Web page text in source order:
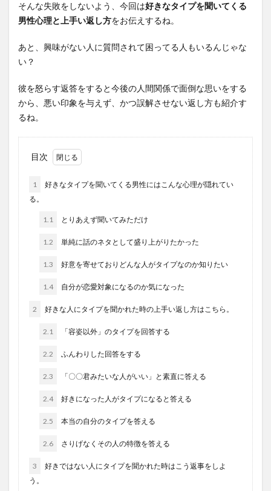
そんな失敗をしないよう、今回は好きなタイプを聞いてくる
男性心理と上手い返し方をお伝えするね。
あと、興味がない人に質問されて困ってる人もいるんじゃな
い？
彼を怒らす返答をすると今後の人間関係で面倒な思いをする
から、悪い印象を与えず、かつ誤解させない返し方も紹介す
るね。
目次
1
好きなタイプを聞いてくる男性にはこんな心理が隠れてい
る。
1.1 とりあえず聞いてみただけ
1.2 単純に話のネタとして盛り上がりたかった
1.3 好意を寄せておりどんな人がタイプなのか知りたい
1.4 自分が恋愛対象になるのか気になった
2 好きな人にタイプを聞かれた時の上手い返し方はこちら。
2.1 「容姿以外」のタイプを回答する
2.2 ふんわりした回答をする
2.3 「〇〇君みたいな人がいい」と素直に答える
2.4 好きになった人がタイプになると答える
2.5 本当の自分のタイプを答える
2.6 さりげなくその人の特徴を答える
3
好きではない人にタイプを聞かれた時はこう返事をしよ
う。